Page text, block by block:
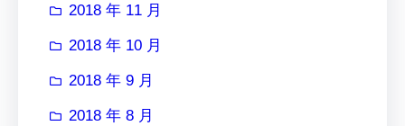
2018 年 11 月
2018 年 10 月
2018 年 9 月
2018 年 8 月